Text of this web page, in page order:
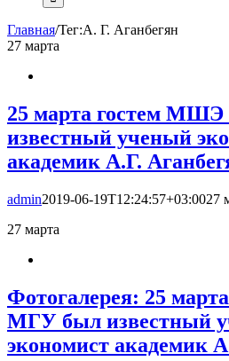
Главная/Тег:А. Г. Аганбегян
27 марта
25 марта гостем
известный ученый
академик А.Г.
admin2019-06-19T12:24:57+03:0027
27 марта
Фотогалерея: 25
МГУ был известный
экономист академик